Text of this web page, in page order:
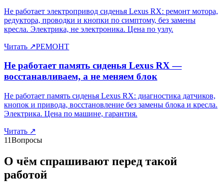
Не работает электропривод сиденья Lexus RX: ремонт мотора,
редуктора, проводки и кнопки по симптому, без замены
кресла. Электрика, не электроника. Цена по узлу.
Читать ↗РЕМОНТ
Не работает память сиденья Lexus RX —
восстанавливаем, а не меняем блок
Не работает память сиденья Lexus RX: диагностика датчиков,
кнопок и привода, восстановление без замены блока и кресла.
Электрика. Цена по машине, гарантия.
Читать ↗
11Вопросы
О чём спрашивают перед такой
работой